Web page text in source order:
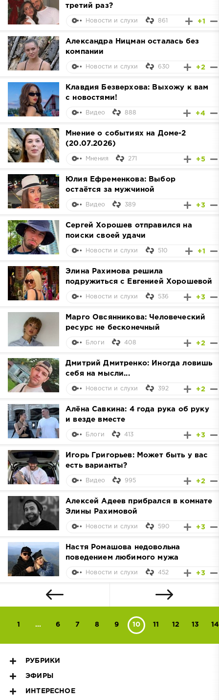
третий раз?
+1
Новости и слухи 861
Александра Ницман осталась без
компании
+2
Новости и слухи 630
Клавдия Безверхова: Выхожу к вам
с новостями!
+4
Видео 888
Мнение о событиях на Доме-2
(20.07.2026)
+5
Мнения 271
Юлия Ефременкова: Выбор
остаётся за мужчиной
+3
Видео 389
Сергей Хорошев отправился на
поиски своей удачи
+1
Новости и слухи 510
Элина Рахимова решила
подружиться с Евгенией Хорошевой
+3
Новости и слухи 536
Марго Овсянникова: Человеческий
ресурс не бесконечный
+2
Блоги 408
Дмитрий Дмитренко: Иногда ловишь
себя на мысли...
+2
Новости и слухи 392
Алёна Савкина: 4 года рука об руку
и везде вместе
+3
Блоги 413
Игорь Григорьев: Может быть у вас
есть варианты?
+2
Видео 995
Алексей Адеев прибрался в комнате
Элины Рахимовой
+3
Новости и слухи 590
Настя Ромашова недовольна
поведением любимого мужа
+3
Новости и слухи 452
1 ... 6 7 8 9 10 11 12 13 14
РУБРИКИ
ЭФИРЫ
ИНТЕРЕСНОЕ